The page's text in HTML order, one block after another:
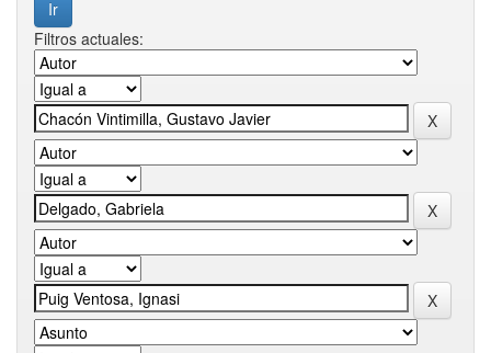
Filtros actuales: